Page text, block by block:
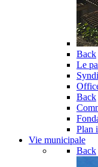
Back
Le
Back
Plan
Vie municipale
Back